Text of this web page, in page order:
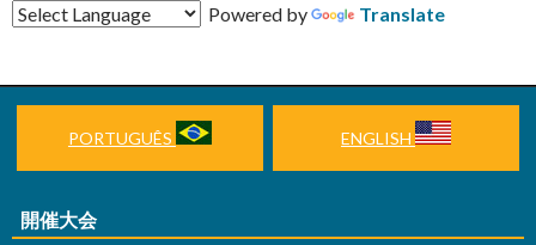
Powered by Translate
PORTUGUÊS ENGLISH
開催大会